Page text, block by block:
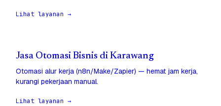
Lihat layanan →
Jasa Otomasi Bisnis di Karawang
Otomasi alur kerja (n8n/Make/Zapier) — hemat jam kerja,
kurangi pekerjaan manual.
Lihat layanan →